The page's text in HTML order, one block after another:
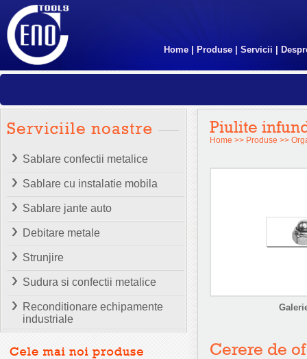
Home Produse Servicii
Sablare confectii metalice
Sablare cu instalatie mobila
Sablare jante auto
Debitare metale
Strunjire
Sudura si confectii metalice
Reconditionare echipamente
industriale
Piulite
Home >> Produse >>
Cerere de